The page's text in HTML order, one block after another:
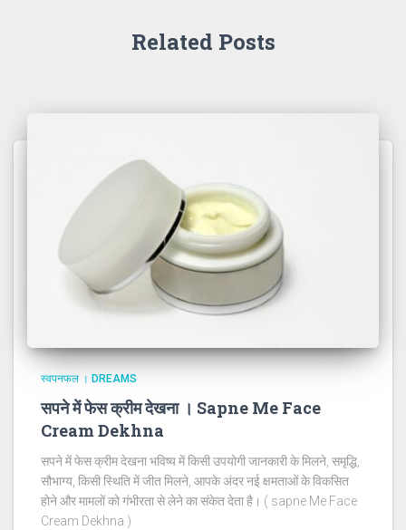
Related Posts
स्वपनफल । DREAMS
सपने में फेस क्रीम देखना । Sapne Me Face
Cream Dekhna
सपने में फेस क्रीम देखना भविष्य में किसी उपयोगी जानकारी के मिलने, समृद्धि,
सौभाग्य, किसी स्थिति में जीत मिलने, आपके अंदर नई क्षमताओं के विकसित
होने और मामलों को गंभीरता से लेने का संकेत देता है। ( sapne Me Face
Cream Dekhna )